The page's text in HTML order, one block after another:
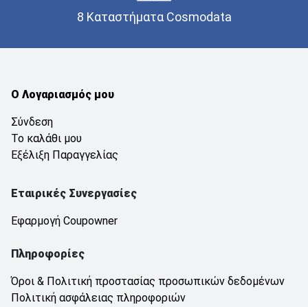
8 Καταστήματα Cosmodata
Ο Λογαριασμός μου
Σύνδεση
Το καλάθι μου
Εξέλιξη Παραγγελίας
Εταιρικές Συνεργασίες
Εφαρμογή Coupowner
Πληροφορίες
Όροι & Πολιτική προστασίας προσωπικών δεδομένων
Πολιτική ασφάλειας πληροφοριών